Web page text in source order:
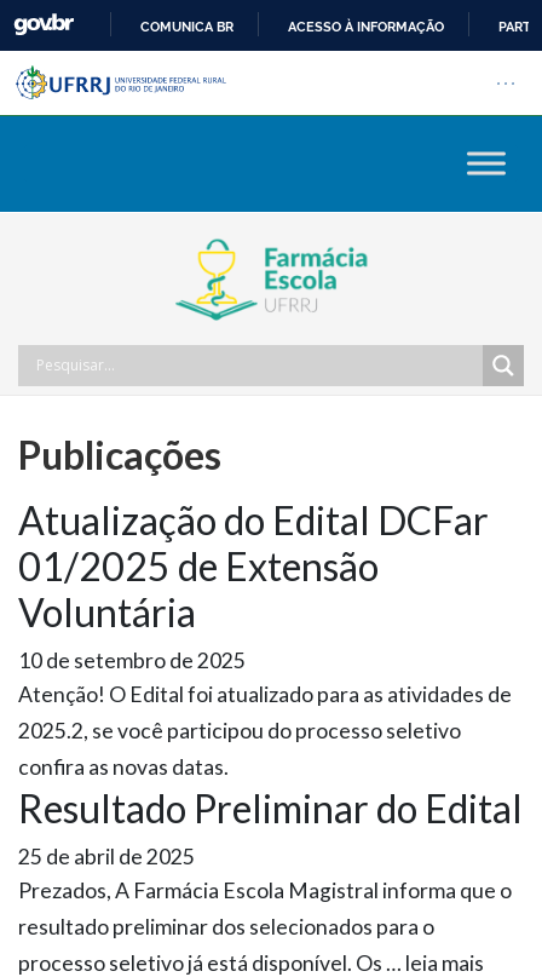
COMUNICA BR ACESSO À INFORMAÇÃO
Pular barra institucional
Barra institucional da
Publicações
Atualização do Edital DCFar
01/2025 de Extensão
Voluntária
10 de setembro de 2025
Atenção! O Edital foi atualizado para as atividades de
2025.2, se você participou do processo seletivo
confira as novas datas.
Resultado Preliminar do Edital
25 de abril de 2025
Prezados, A Farmácia Escola Magistral informa que o
resultado preliminar dos selecionados para o
processo seletivo já está disponível. Os … leia mais